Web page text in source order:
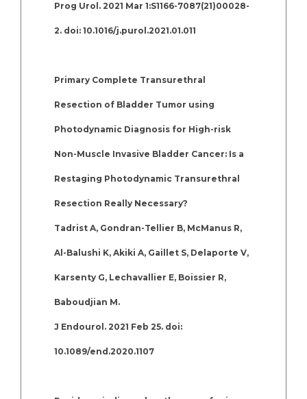
Prog Urol. 2021 Mar 1:S1166-7087(21)00028-
2. doi: 10.1016/j.purol.2021.01.011
Primary Complete Transurethral
Resection of Bladder Tumor using
Photodynamic Diagnosis for High-risk
Non-Muscle Invasive Bladder Cancer: Is a
Restaging Photodynamic Transurethral
Resection Really Necessary?
Tadrist A, Gondran-Tellier B, McManus R,
Al-Balushi K, Akiki A, Gaillet S, Delaporte V,
Karsenty G, Lechavallier E, Boissier R,
Baboudjian M.
J Endourol. 2021 Feb 25. doi:
10.1089/end.2020.1107